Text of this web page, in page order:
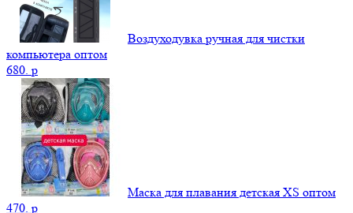
Воздуходувка ручная для чистки
компьютера оптом
680. p
Маска для плавания детская XS оптом
470. p